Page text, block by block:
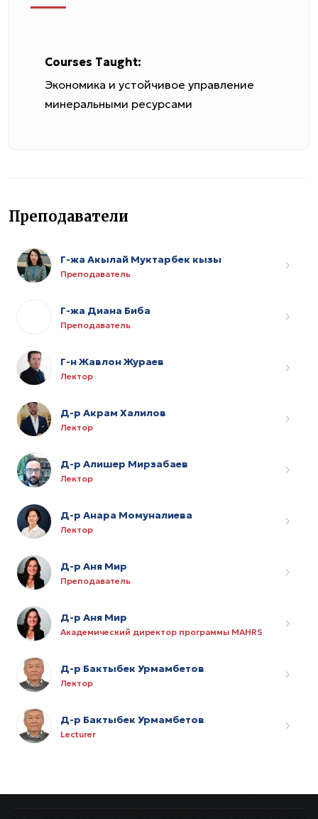
Courses Taught:
Экономика и устойчивое управление
минеральными ресурсами
Преподаватели
Г-жа Акылай Муктарбек кызы
Преподаватель
Г-жа Диана Биба
Преподаватель
Г-н Жавлон Жураев
Лектор
Д-р Акрам Халилов
Лектор
Д-р Алишер Мирзабаев
Лектор
Д-р Анара Момуналиева
Лектор
Д-р Аня Мир
Преподаватель
Д-р Аня Мир
Академический директор программы MAHRS
Д-р Бактыбек Урмамбетов
Лектор
Д-р Бактыбек Урмамбетов
Lecturer